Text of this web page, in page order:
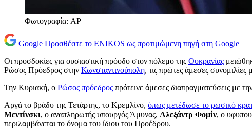
Φωτογραφία: AP
Google Προσθέστε το ENIKOS ως προτιμώμενη πηγή στη Google
Οι προσδοκίες για ουσιαστική πρόοδο στον πόλεμο της Ουκρανίας
Ρώσος Πρόεδρος στην Κωνσταντινούπολη, τις πρώτες άμεσες
Την Κυριακή, ο Ρώσος πρόεδρος πρότεινε άμεσες διαπραγματεύσεις με
Αργά το βράδυ της Τετάρτης, το Κρεμλίνο, όπως μετέδωσε το ρωσικό
Μεντίνσκι, ο αναπληρωτής υπουργός Άμυνας, Αλεξάντρ Φομίν, ο
περιλαμβάνεται το όνομα του ίδιου του Προέδρου.